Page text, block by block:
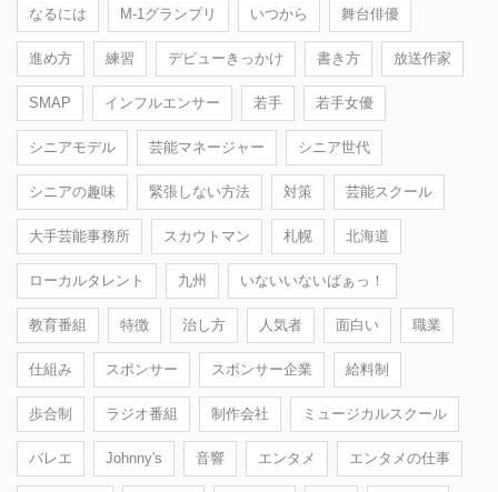
なるには M-1グランプリ いつから 舞台俳優
進め方 練習 デビューきっかけ 書き方 放送作家
SMAP インフルエンサー 若手 若手女優
シニアモデル 芸能マネージャー シニア世代
シニアの趣味 緊張しない方法 対策 芸能スクール
大手芸能事務所 スカウトマン 札幌 北海道
ローカルタレント 九州 いないいないばぁっ！
教育番組 特徴 治し方 人気者 面白い 職業
仕組み スポンサー スポンサー企業 給料制
歩合制 ラジオ番組 制作会社 ミュージカルスクール
バレエ Johnny's 音響 エンタメ エンタメの仕事